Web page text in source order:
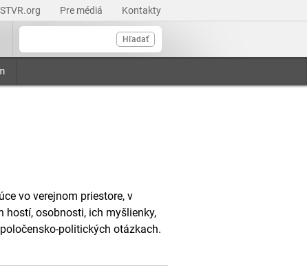
STVR.org Pre médiá Kontakty
Hľadať
vo verejnom priestore, v
hostí, osobnosti, ich myšlienky,
politických otázkach.